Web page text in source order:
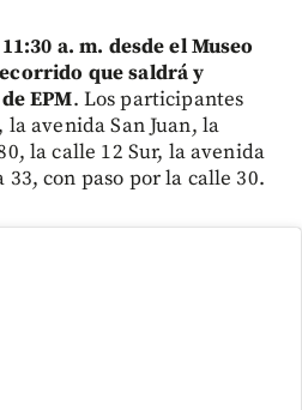
a. m. desde el Museo
que saldrá y
EPM. Los participantes
avenida San Juan, la
la calle 12 Sur, la avenida
con paso por la calle 30.